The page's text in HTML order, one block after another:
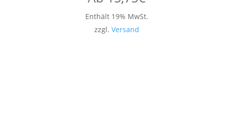
Enthält 19% MwSt.
zzgl. Versand